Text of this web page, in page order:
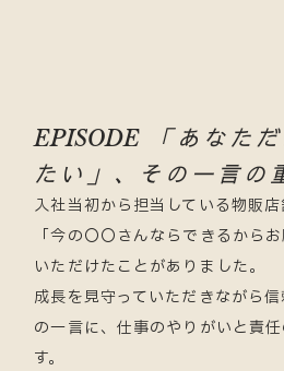
EPISODE
「あなた
たい」、
その一言の
入社当初から担当している物販店
「今の〇〇さんならできるから
いただけたことがありました。
成長を見守っていただきながら
の一言に、仕事のやりがいと責
す。